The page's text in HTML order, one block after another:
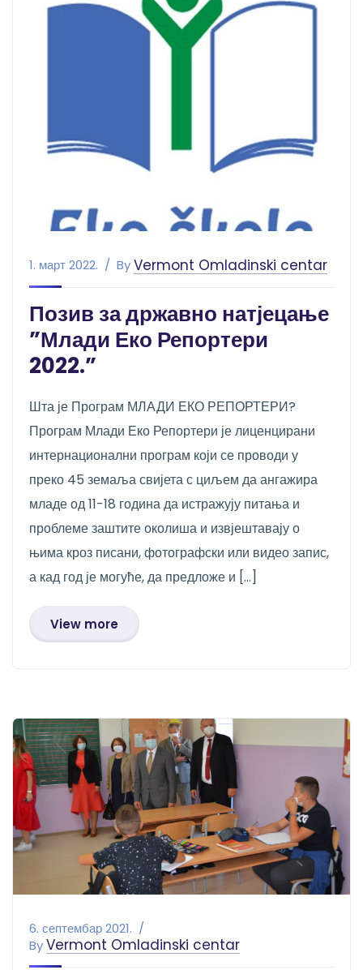
1. март 2022. ByVermont Omladinski centar
Позив за државно натјецање
”Млади Еко Репортери
2022.”
Шта је Програм МЛАДИ ЕКО РЕПОРТЕРИ?
Програм Млади Еко Репортери је лиценцирани
интернационални програм који се проводи у
преко 45 земаља свијета с циљем да ангажира
младе од 11-18 година да истражују питања и
проблеме заштите околиша и извјештавају о
њима кроз писани, фотографски или видео запис,
а кад год је могуће, да предложе и […]
View more
6. септембар 2021.
ByVermont Omladinski centar